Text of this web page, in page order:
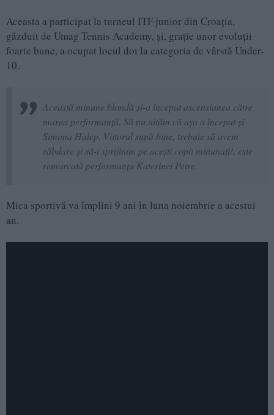
Aceasta a participat la turneul ITF junior din Croaţia,
găzduit de Umag Tennis Academy, şi, graţie unor evoluţii
foarte bune, a ocupat locul doi la categoria de vârstă Under-
10.
Această minune blondă şi-a început ascensiunea către
marea performanţă. Să nu uităm că aşa a început şi
Simona Halep. Viitorul sună bine, trebuie să avem
răbdare şi să-i sprijinim pe aceşti copii minunaţi!, este
remarcată performanţa Katerinei Petre.
Mica sportivă va împlini 9 ani în luna noiembrie a acestui
an.